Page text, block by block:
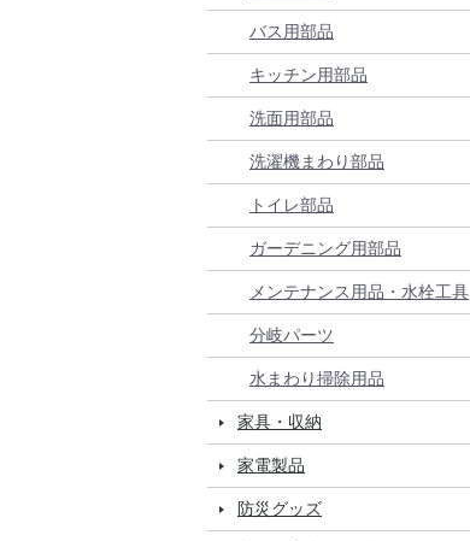
バス用部品
キッチン用部品
洗面用部品
洗濯機まわり部品
トイレ部品
ガーデニング用部品
メンテナンス用品・水栓工具
分岐パーツ
水まわり掃除用品
家具・収納
家電製品
防災グッズ